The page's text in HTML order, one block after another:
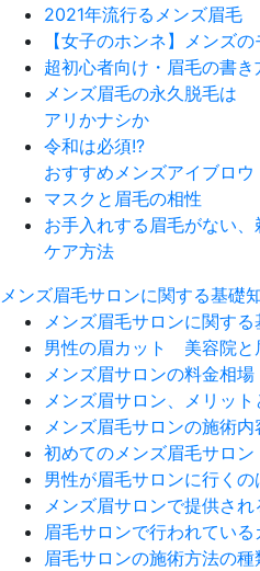
2021年流行るメンズ眉毛
【女子のホンネ】メンズ
超初心者向け・眉毛の書き
メンズ眉毛の永久脱毛は
アリかナシか
令和は必須!?
おすすめメンズアイブロウ
マスクと眉毛の相性
お手入れする眉毛がない
ケア方法
メンズ眉毛サロンに関する基礎
メンズ眉毛サロンに関す
男性の眉カット 美容院と
メンズ眉サロンの料金相場
メンズ眉サロン、メリット
メンズ眉毛サロンの施術内
初めてのメンズ眉毛サロン
男性が眉毛サロンに行くの
メンズ眉サロンで提供さ
眉毛サロンで行われてい
眉毛サロンの施術方法の種